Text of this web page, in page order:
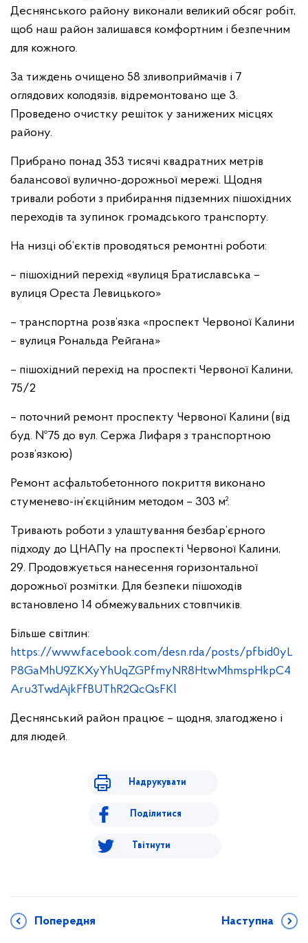
Деснянського району виконали великий обсяг робіт,
щоб наш район залишався комфортним і безпечним
для кожного.
За тиждень очищено 58 зливоприймачів і 7
оглядових колодязів, відремонтовано ще 3.
Проведено очистку решіток у занижених місцях
району.
Прибрано понад 353 тисячі квадратних метрів
балансової вулично-дорожньої мережі. Щодня
тривали роботи з прибирання підземних пішохідних
переходів та зупинок громадського транспорту.
На низці об’єктів проводяться ремонтні роботи:
– пішохідний перехід «вулиця Братиславська –
вулиця Ореста Левицького»
– транспортна розв’язка «проспект Червоної Калини
– вулиця Рональда Рейгана»
– пішохідний перехід на проспекті Червоної Калини,
75/2
– поточний ремонт проспекту Червоної Калини (від
буд. №75 до вул. Сержа Лифаря з транспортною
розв’язкою)
Ремонт асфальтобетонного покриття виконано
стуменево-ін’єкційним методом – 303 м².
Тривають роботи з улаштування безбар’єрного
підходу до ЦНАПу на проспекті Червоної Калини,
29. Продовжується нанесення горизонтальної
дорожньої розмітки. Для безпеки пішоходів
встановлено 14 обмежувальних стовпчиків.
Більше світлин:
https://www.facebook.com/desn.rda/posts/pfbid0yL
P8GaMhU9ZKXyYhUqZGPfmyNR8HtwMhmspHkpC4
Aru3TwdAjkFfBUThR2QcQsFKl
Деснянський район працює – щодня, злагоджено і
для людей.
Надрукувати
Поділитися
Твітнути
Попередня Наступна